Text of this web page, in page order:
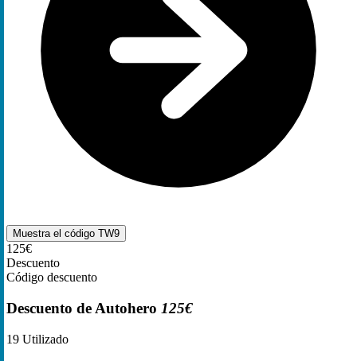
Muestra el código TW9
125€
Descuento
Código descuento
Descuento de Autohero 125€
19 Utilizado